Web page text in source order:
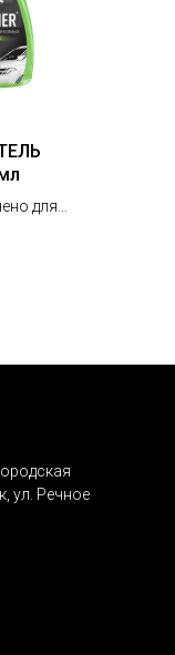
для
ул. Речное